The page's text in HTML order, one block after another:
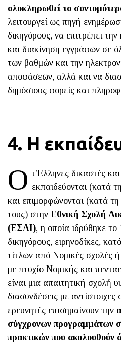
ολοκληρωθεί το
λειτουργεί ως πηγή
δικηγόρους, να επιτρέπει
και διακίνηση εγγράφων σε
των βαθμών και την
αποφάσεων, αλλά και να
δημόσιους φορείς και
4. Η
Ο ι Έλληνες δικαστές και
εκπαιδεύονται (κατά
και επιμορφώνονται (κατά τη
τους) στην Εθνική Σχολή
(ΕΣΔΙ), η οποία ιδρύθηκε το
δικηγόρους, ειρηνοδίκες,
τίτλων από Νομικές σχολές
με πτυχίο Νομικής και
είναι μια απαιτητική σχολή
διασυνδέσεις με
ερευνητές επισημαίνουν την
σύγχρονων προγραμμάτων
πρακτικών που ακολουθούν